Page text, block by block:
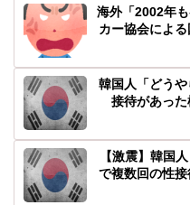
海外「2002年
カー協会によ
韓国人「どう
接待があっ
【激震】韓国
で複数回の性